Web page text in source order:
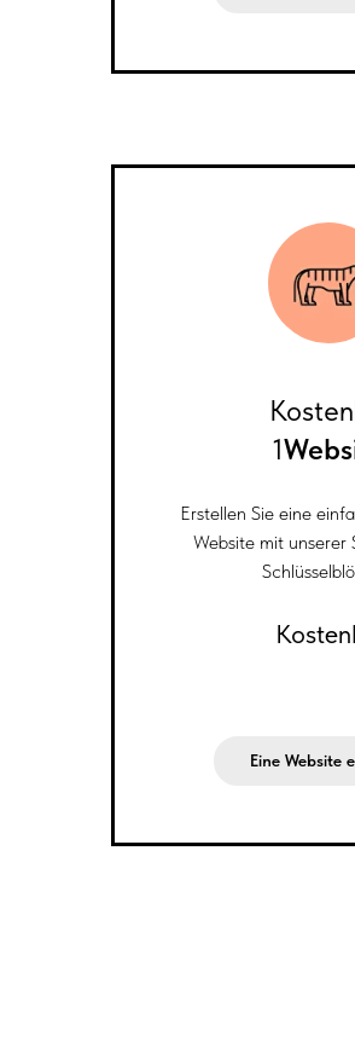
1
Erstellen Sie eine
Website mit unserer
Eine Website